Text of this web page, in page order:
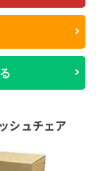
シュチェア